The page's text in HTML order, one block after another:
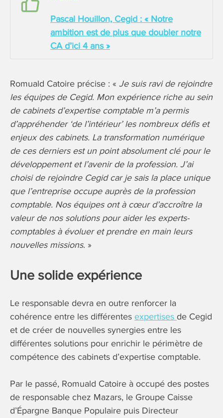
Pascal Houillon, Cegid : « Notre
ambition est de plus que doubler notre
CA d’ici 4 ans »
Romuald Catoire précise : « Je suis ravi de rejoindre
les équipes de Cegid. Mon expérience riche au sein
de cabinets d’expertise comptable m’a permis
d’appréhender ‘de l’intérieur’ les nombreux défis et
enjeux des cabinets. La transformation numérique
de ces derniers est un point absolument clé pour le
développement et l’avenir de la profession. J’ai
choisi de rejoindre Cegid car je sais la place unique
que l’entreprise occupe auprès de la profession
comptable. Nos équipes ont à cœur d’accroître la
valeur de nos solutions pour aider les experts-
comptables à évoluer et prendre en main leurs
nouvelles missions. »
Une solide expérience
Le responsable devra en outre renforcer la
cohérence entre les différentes expertises de Cegid
et de créer de nouvelles synergies entre les
différentes solutions pour enrichir le périmètre de
compétence des cabinets d’expertise comptable.
Par le passé, Romuald Catoire à occupé des postes
de responsable chez Mazars, le Groupe Caisse
d’Épargne Banque Populaire puis Directeur